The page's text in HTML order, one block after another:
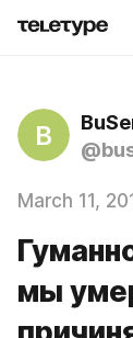
B
March 11,
мы